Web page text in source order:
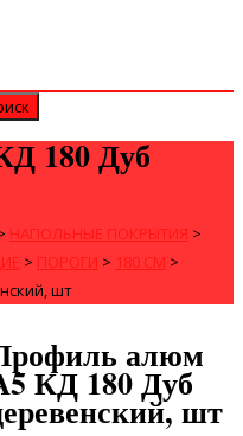
180 Дуб
НАПОЛЬНЫЕ ПОКРЫТИЯ >
> ПОРОГИ > 180 СМ >
шт
алюм
КД 180 Дуб
шт